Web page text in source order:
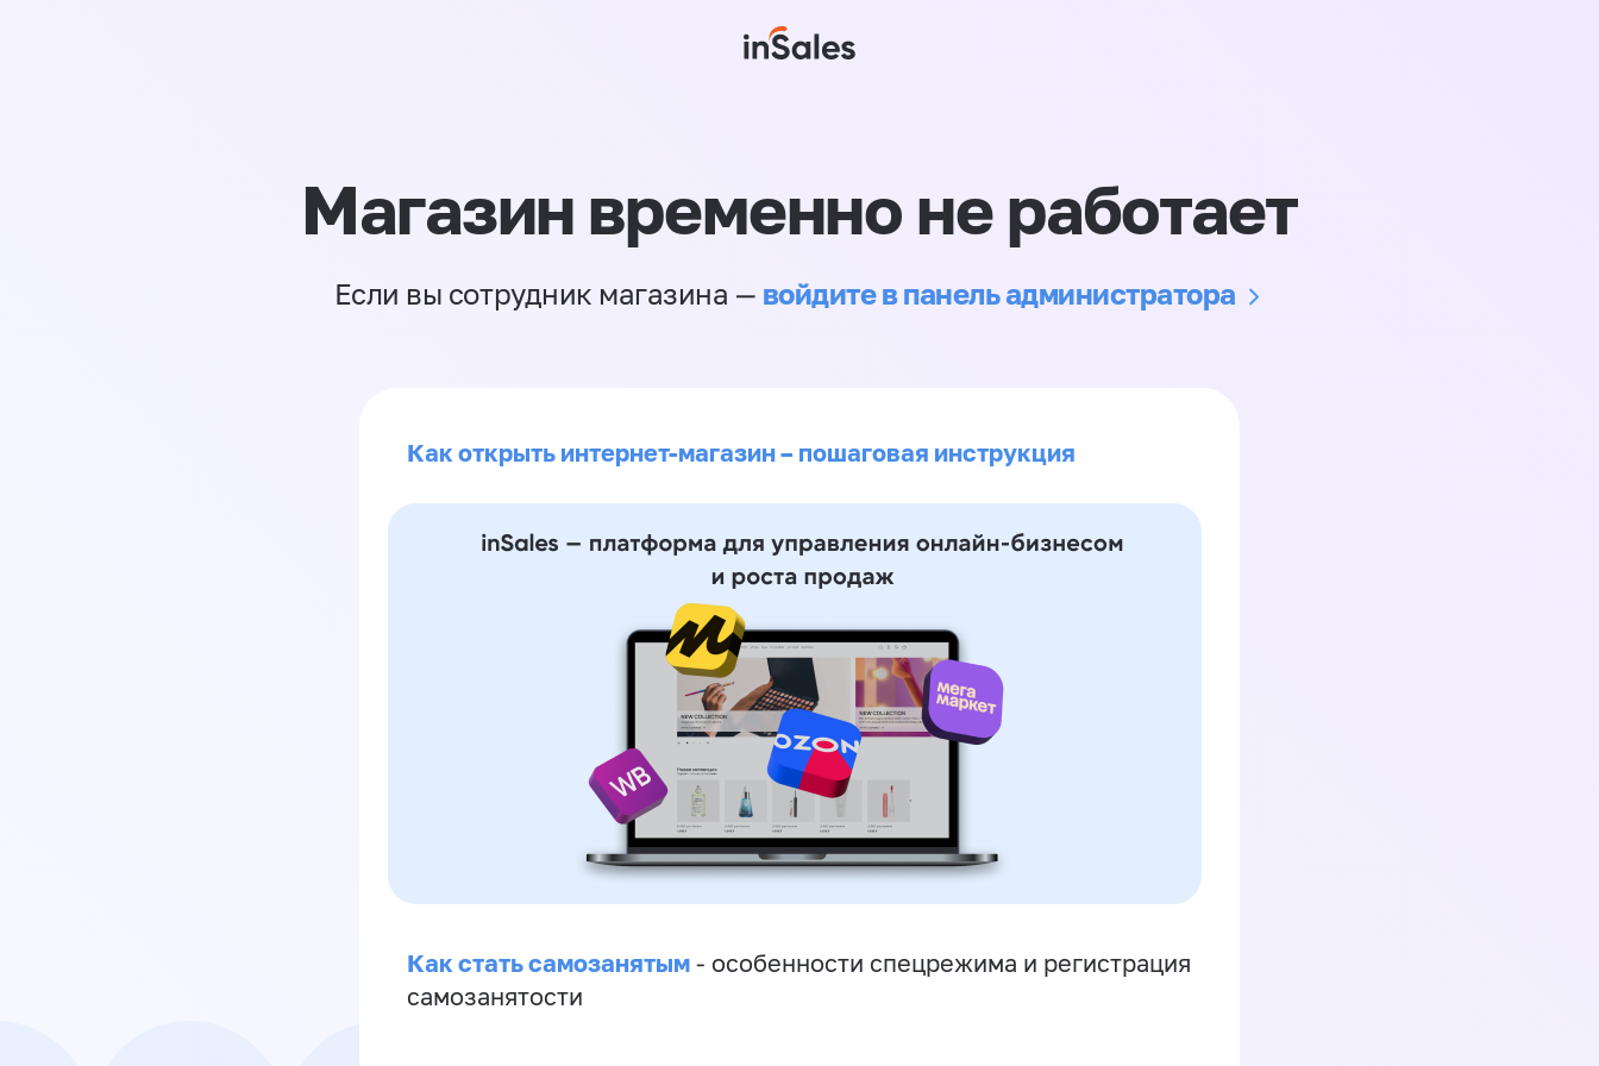
Магазин временно не работает
Если вы сотрудник магазина — войдите в панель администратора
Как открыть интернет-магазин – пошаговая инструкция
Как стать самозанятым - особенности спецрежима и регистрация
самозанятости